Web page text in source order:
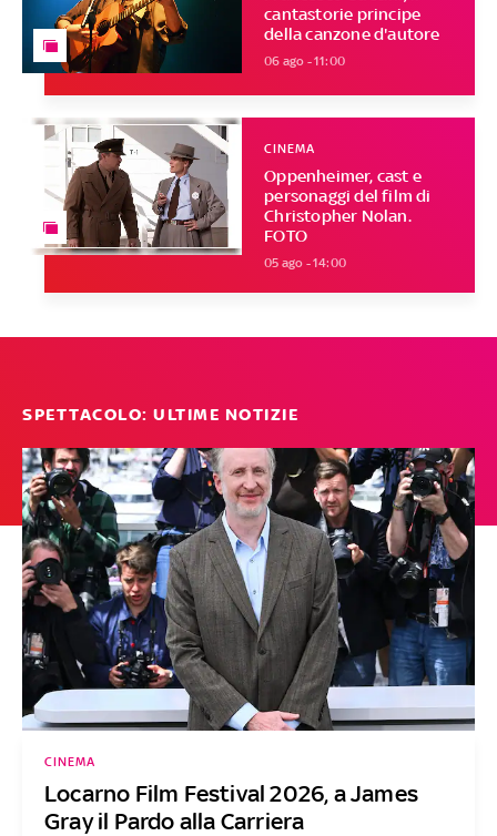
cantastorie principe
della canzone d'autore
06 ago - 11:00
Oppenheimer, cast e
personaggi del film di
Christopher Nolan.
FOTO
CINEMA
05 ago - 14:00
SPETTACOLO: ULTIME NOTIZIE
Locarno Film Festival 2026, a James
Gray il Pardo alla Carriera
CINEMA